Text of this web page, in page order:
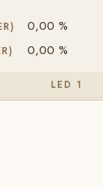
0,00 %
0,00 %
LED 1